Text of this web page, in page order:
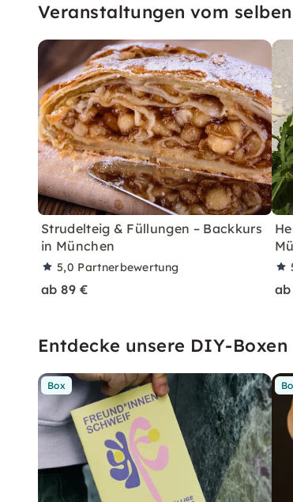
Veranstaltungen vom
Strudelteig & Füllungen – Backkurs
in München
5,0 Partnerbewertung
ab 89 €
Entdecke unsere DIY-Boxen
Box